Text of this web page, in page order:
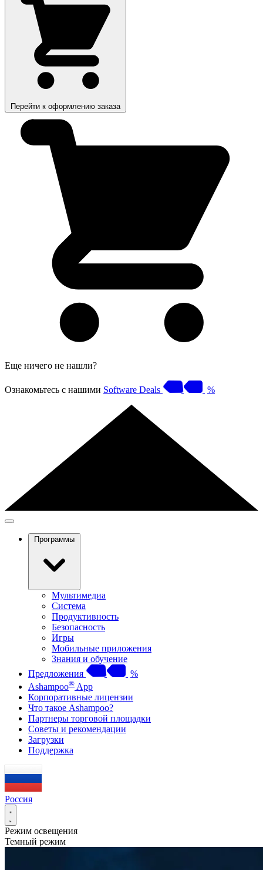
Перейти к оформлению заказа
Еще ничего не нашли?
Ознакомьтесь с нашими Software Deals %
Программы
Мультимедиа
Система
Продуктивность
Безопасность
Игры
Мобильные приложения
Знания и обучение
Предложения
%
Ashampoo® App
Корпоративные лицензии
Что такое Ashampoo?
Партнеры торговой площадки
Советы и рекомендации
Загрузки
Поддержка
Россия
Режим освещения
Темный режим